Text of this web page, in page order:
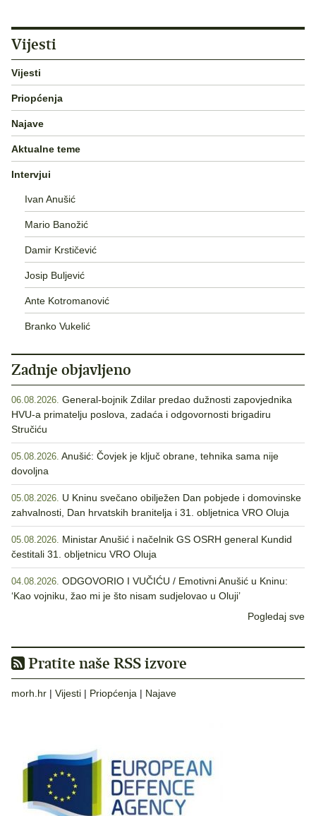
Vijesti
Vijesti
Priopćenja
Najave
Aktualne teme
Intervjui
Ivan Anušić
Mario Banožić
Damir Krstičević
Josip Buljević
Ante Kotromanović
Branko Vukelić
Zadnje objavljeno
06.08.2026. General-bojnik Zdilar predao dužnosti zapovjednika
HVU-a primatelju poslova, zadaća i odgovornosti brigadiru
Stručiću
05.08.2026. Anušić: Čovjek je ključ obrane, tehnika sama nije
dovoljna
05.08.2026. U Kninu svečano obilježen Dan pobjede i domovinske
zahvalnosti, Dan hrvatskih branitelja i 31. obljetnica VRO Oluja
05.08.2026. Ministar Anušić i načelnik GS OSRH general Kundid
čestitali 31. obljetnicu VRO Oluja
04.08.2026. ODGOVORIO I VUČIĆU / Emotivni Anušić u Kninu:
‘Kao vojniku, žao mi je što nisam sudjelovao u Oluji’
Pogledaj sve
Pratite naše RSS izvore
morh.hr | Vijesti | Priopćenja | Najave